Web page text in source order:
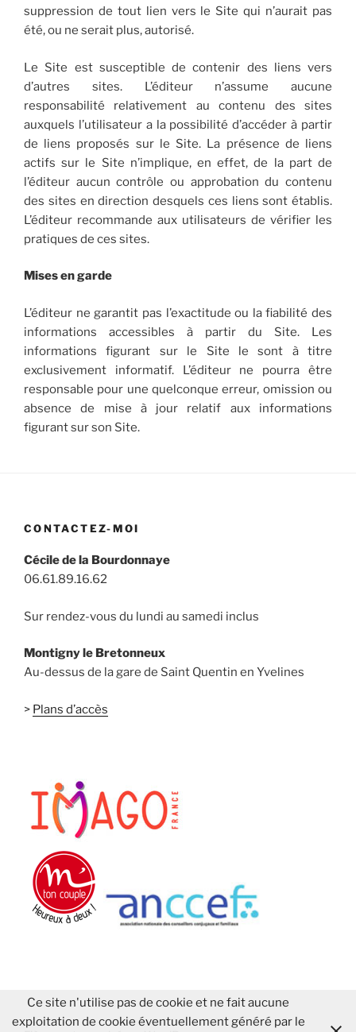
suppression de tout lien vers le Site qui n’aurait pas
été, ou ne serait plus, autorisé.
Le Site est susceptible de contenir des liens vers
d’autres sites. L’éditeur n’assume aucune
responsabilité relativement au contenu des sites
auxquels l’utilisateur a la possibilité d’accéder à partir
de liens proposés sur le Site. La présence de liens
actifs sur le Site n’implique, en effet, de la part de
l’éditeur aucun contrôle ou approbation du contenu
des sites en direction desquels ces liens sont établis.
L’éditeur recommande aux utilisateurs de vérifier les
pratiques de ces sites.
Mises en garde
L’éditeur ne garantit pas l’exactitude ou la fiabilité des
informations accessibles à partir du Site. Les
informations figurant sur le Site le sont à titre
exclusivement informatif. L’éditeur ne pourra être
responsable pour une quelconque erreur, omission ou
absence de mise à jour relatif aux informations
figurant sur son Site.
CONTACTEZ-MOI
Cécile de la Bourdonnaye
06.61.89.16.62
Sur rendez-vous du lundi au samedi inclus
Montigny le Bretonneux
Au-dessus de la gare de Saint Quentin en Yvelines
> Plans d’accès
Ce site n'utilise pas de cookie et ne fait aucune
exploitation de cookie éventuellement généré par le